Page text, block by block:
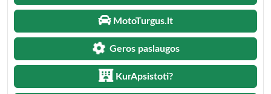
MotoTurgus.lt
Geros paslaugos
KurApsistoti?